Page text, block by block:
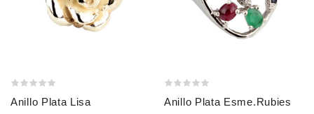
Anillo Plata Lisa
Anillo Plata Esme.rubies